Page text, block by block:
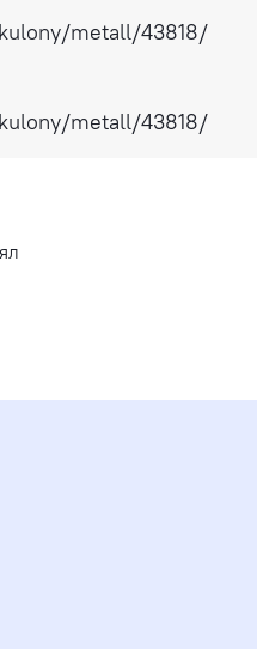
metall/43818/
metall/43818/